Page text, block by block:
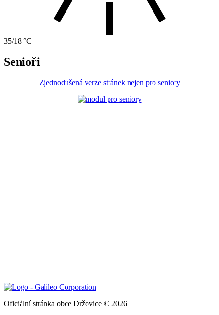
35/18 °C
Senioři
Zjednodušená verze stránek nejen pro seniory
Oficiální stránka obce Držovice © 2026